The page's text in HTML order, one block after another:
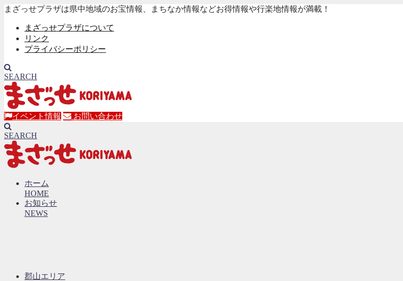
まざっせプラザは県中地域のお宝情報、まちなか情報などお得情報や行楽地情報が満載！
まざっせプラザについて
リンク
プライバシーポリシー
SEARCH
イベント情報 お問い合わせ
SEARCH
ホーム
HOME
お知らせ
NEWS
郡山エリア